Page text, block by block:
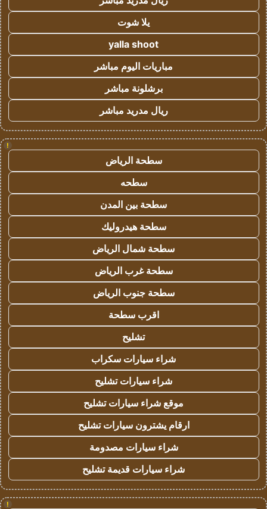
يلا شوت
yalla shoot
مباريات اليوم مباشر
برشلونة مباشر
ريال مدريد مباشر
!
سطحة الرياض
سطحه
سطحة بين المدن
سطحة هيدروليك
سطحة شمال الرياض
سطحة غرب الرياض
سطحة جنوب الرياض
اقرب سطحة
تشليح
شراء سيارات سكراب
شراء سيارات تشليح
موقع شراء سيارات تشليح
ارقام يشترون سيارات تشليح
شراء سيارات مصدومة
شراء سيارات قديمة تشليح
!